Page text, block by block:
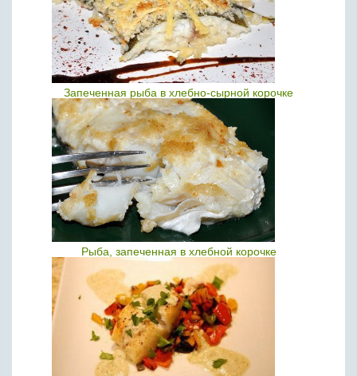
Запеченная рыба в хлебно-сырной корочке
Рыба, запеченная в хлебной корочке